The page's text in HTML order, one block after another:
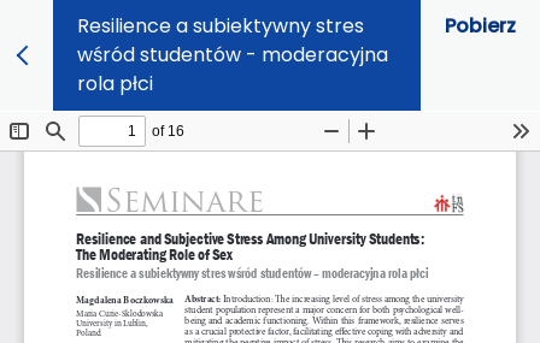
Resilience a subiektywny stres
wśród studentów - moderacyjna
rola płci
Pobierz